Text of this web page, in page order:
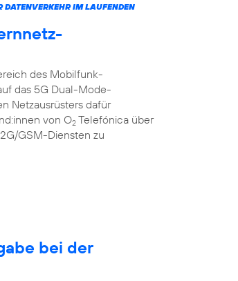
DATENVERKEHR IM LAUFENDEN
des Mobilfunk-
das 5G Dual-Mode-
Netzausrüsters dafür
von O2 Telefónica über
GSM-Diensten zu
bei der